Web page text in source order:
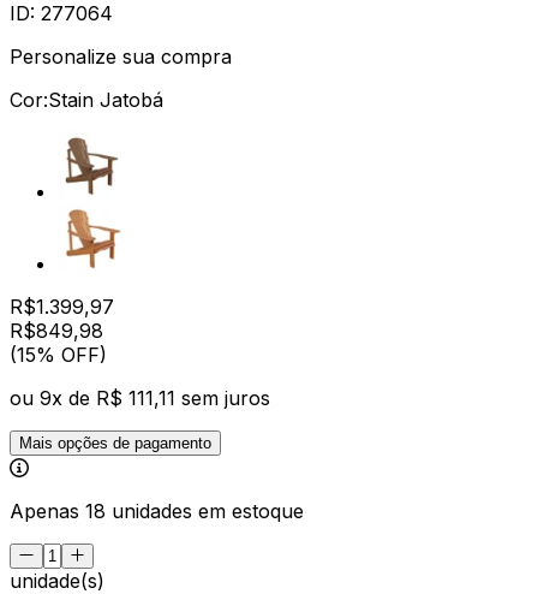
ID: 277064
Personalize sua compra
Cor:Stain Jatobá
R$1.399,97
R$849,98
(15% OFF)
ou 9x de R$ 111,11 sem juros
Mais opções de pagamento
Apenas 18 unidades em estoque
unidade(s)